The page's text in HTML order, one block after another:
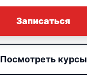
Записаться
Посмотреть курсы